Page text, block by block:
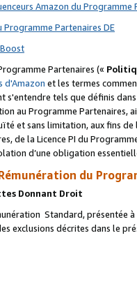
Amazon du Programme
Partenaires DE
Partenaires («
d'Amazon et les termes
s'entendre tels que définis
au Programme Partenaires,
et sans limitation, aux fins
de la Licence PI du
d’une obligation
du
Donnant Droit
Standard, présentée
exclusions décrites dans le